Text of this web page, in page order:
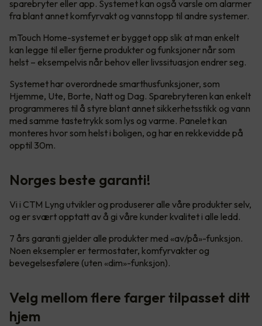
sparebryter eller app. Systemet kan også varsle om alarmer
fra blant annet komfyrvakt og vannstopp til andre systemer.
mTouch Home-systemet er bygget opp slik at man enkelt
kan legge til eller fjerne produkter og funksjoner når som
helst – eksempelvis når behov eller livssituasjon endrer seg.
Systemet har overordnede smarthusfunksjoner, som
Hjemme, Ute, Borte, Natt og Dag. Sparebryteren kan enkelt
programmeres til å styre blant annet sikkerhetsstikk og vann
med samme tastetrykk som lys og varme. Panelet kan
monteres hvor som helst i boligen, og har en rekkevidde på
opptil 30m.
Norges beste garanti!
Vi i CTM Lyng utvikler og produserer alle våre produkter selv,
og er svært opptatt av å gi våre kunder kvalitet i alle ledd.
7 års garanti gjelder alle produkter med «av/på»-funksjon.
Noen eksempler er termostater, komfyrvakter og
bevegelsesfølere (uten «dim»-funksjon).
Velg mellom flere farger tilpasset ditt
hjem